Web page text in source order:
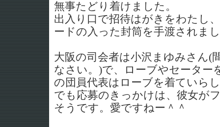
無事たどり着けました。
出入り口で招待はがきをわたし
ードの入った封筒を手渡されま
大阪の司会者は小沢まゆみさん(
なさい。)で、ローブやセーター
の団員代表はローブを着ていら
でも応募のきっかけは、彼女が
そうです。愛ですねー＾＾